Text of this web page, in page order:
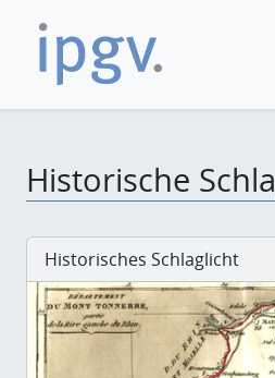
Historische
Historisches Schlaglicht